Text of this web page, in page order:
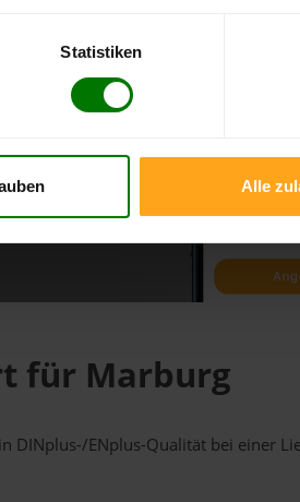
Statistiken
Alle
für Marburg
in DINplus-/ENplus-Qualität bei einer